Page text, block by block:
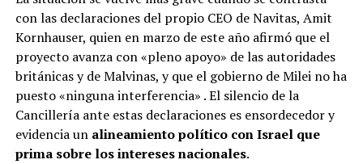
con las declaraciones del propio CEO de Navitas, Amit
Kornhauser, quien en marzo de este año afirmó que el
proyecto avanza con «pleno apoyo» de las autoridades
británicas y de Malvinas, y que el gobierno de Milei no ha
puesto «ninguna interferencia» . El silencio de la
Cancillería ante estas declaraciones es ensordecedor y
evidencia un alineamiento político con Israel que
prima sobre los intereses nacionales.